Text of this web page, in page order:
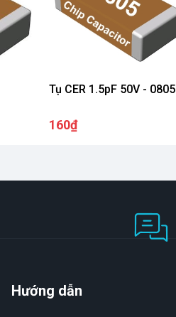
Tụ CER 1.5pF 50V - 0805
160₫
Hướng dẫn